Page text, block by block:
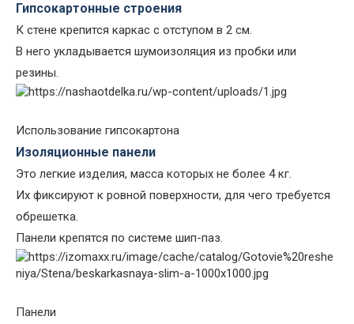
Гипсокартонные строения
К стене крепится каркас с отступом в 2 см.
В него укладывается шумоизоляция из пробки или
резины.
Использование гипсокартона
Изоляционные панели
Это легкие изделия, масса которых не более 4 кг.
Их фиксируют к ровной поверхности, для чего требуется
обрешетка.
Панели крепятся по системе шип-паз.
Панели